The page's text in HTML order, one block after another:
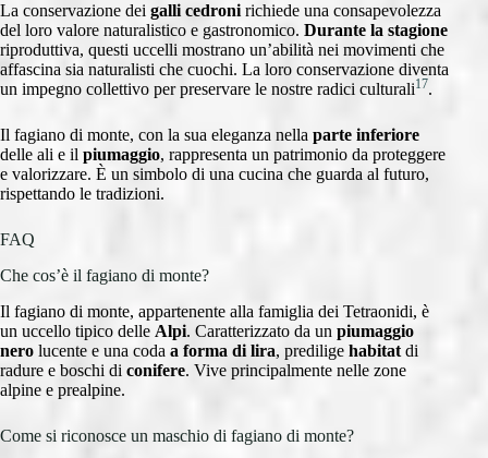
La conservazione dei galli cedroni richiede una consapevolezza
del loro valore naturalistico e gastronomico. Durante la stagione
riproduttiva, questi uccelli mostrano un’abilità nei movimenti che
affascina sia naturalisti che cuochi. La loro conservazione diventa
un impegno collettivo per preservare le nostre radici culturali17.
Il fagiano di monte, con la sua eleganza nella parte inferiore
delle ali e il piumaggio, rappresenta un patrimonio da proteggere
e valorizzare. È un simbolo di una cucina che guarda al futuro,
rispettando le tradizioni.
FAQ
Che cos’è il fagiano di monte?
Il fagiano di monte, appartenente alla famiglia dei Tetraonidi, è
un uccello tipico delle Alpi. Caratterizzato da un piumaggio
nero lucente e una coda a forma di lira, predilige habitat di
radure e boschi di conifere. Vive principalmente nelle zone
alpine e prealpine.
Come si riconosce un maschio di fagiano di monte?